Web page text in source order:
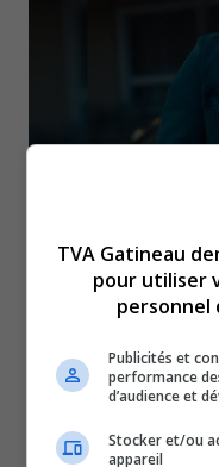
Découvrez Zagata,
5 août 2026
TVA Gatineau
pour utiliser
personnel
Publicités et
performance
d’audience et
Stocker et/ou
appareil